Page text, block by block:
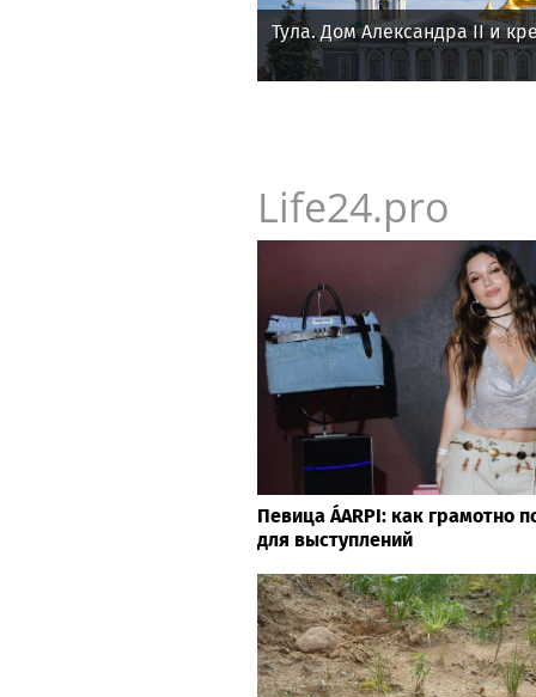
Тула. Дом Александра II и
Life24.pro
Певица ÁARPI: как грамотно
для выступлений